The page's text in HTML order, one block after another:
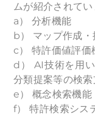
ムが紹介されてい
a） 分析機能
b） マップ作成・
c） 特許価値評価
d） AI技術を用
分類提案等の検索
e） 概念検索機能
f） 特許検索シス